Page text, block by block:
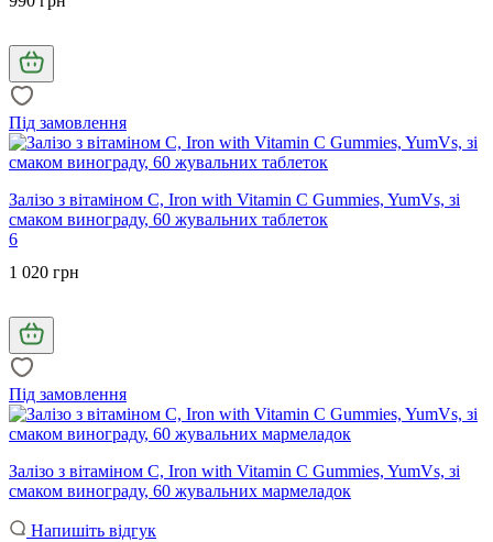
Під замовлення
Залізо з вітаміном C, Iron with Vitamin C Gummies, YumVs, зі
смаком винограду, 60 жувальних таблеток
6
1 020 грн
Під замовлення
Залізо з вітаміном C, Iron with Vitamin C Gummies, YumVs, зі
смаком винограду, 60 жувальних мармеладок
Напишіть відгук